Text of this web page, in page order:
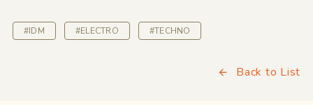
#IDM #ELECTRO #TECHNO
Back to List